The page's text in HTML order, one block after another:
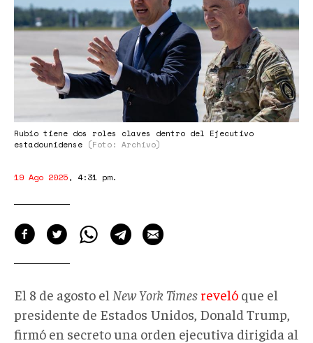
Comando
Sur
Rubio tiene dos roles claves dentro del Ejecutivo
estadounidense (Foto: Archivo)
19 Ago 2025, 4:31 pm.
El 8 de agosto el New York Times reveló que el
presidente de Estados Unidos, Donald Trump,
firmó en secreto una orden ejecutiva dirigida al